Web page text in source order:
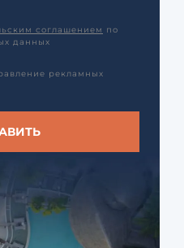
соглашением по
данных
рекламных